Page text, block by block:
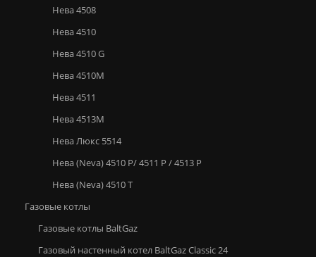
Нева 4508
Нева 4510
Нева 4510 G
Нева 4510М
Нева 4511
Нева 4513М
Нева Люкс 5514
Нева (Neva) 4510 P/ 4511 P / 4513 P
Нева (Neva) 4510 Т
Газовые котлы
Газовые котлы BaltGaz
Газовый настенный котел BaltGaz Classic 24